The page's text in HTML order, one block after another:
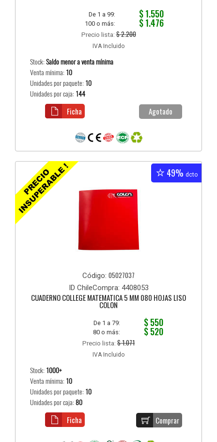
De 1 a 99: $ 1.550
100 o más: $ 1.476
Precio lista:$ 2.200
IVA Incluido
Stock:Saldo menor a venta mínima
Venta mínima: 10
Unidades por paquete: 10
Unidades por caja: 144
Agotado
Ficha
49% dcto
Código: 05027037
ID ChileCompra: 4408053
CUADERNO COLLEGE MATEMATICA 5 MM 080 HOJAS LISO
COLON
De 1 a 79: $ 550
80 o más: $ 520
Precio lista: $ 1.071
IVA Incluido
Stock: 1000+
Venta mínima: 10
Unidades por paquete: 10
Unidades por caja:80
Comprar
Ficha